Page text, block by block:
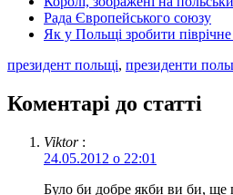
Рада Європейського союзу
Як у Польщі зробити
президент польщі, президенти
Коментарі до статті
Viktor :
24.05.2012 о 22:01
Було би добре якби ви би, ще